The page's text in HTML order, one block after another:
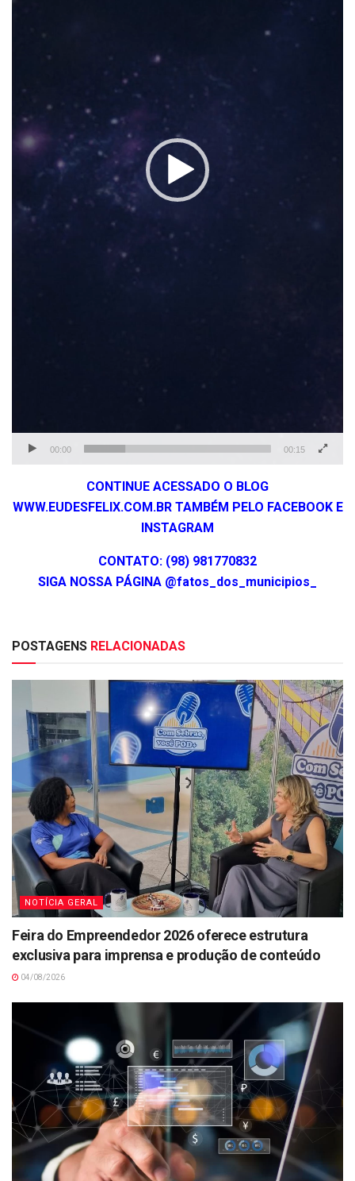
00:00 00:15
CONTINUE ACESSADO O BLOG
WWW.EUDESFELIX.COM.BR TAMBÉM PELO FACEBOOK E
INSTAGRAM
CONTATO: (98) 981770832
SIGA NOSSA PÁGINA @fatos_dos_municipios_
POSTAGENS RELACIONADAS
NOTÍCIA GERAL
Feira do Empreendedor 2026 oferece estrutura
exclusiva para imprensa e produção de conteúdo
04/08/2026